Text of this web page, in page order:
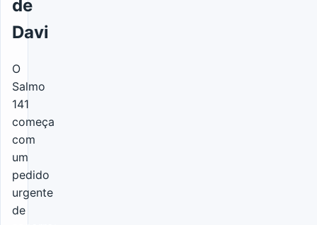
de
Davi
O
Salmo
141
começa
com
um
pedido
urgente
de